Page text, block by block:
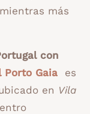
más
con
Porto Gaia es
en Vila